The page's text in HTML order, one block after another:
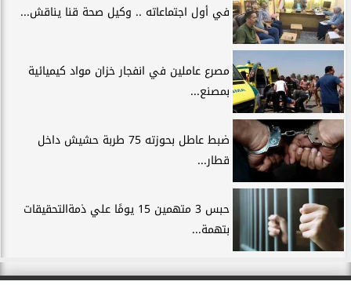
في أول اجتماعاته .. وكيل صحة قنا يناقش...
مصرع عاملين في انفجار خزان مواد كيميائية
بمصنع...
ضبط عاطل بحوزته 75 طربة حشيش داخل
قطار...
حبس 3 متهمين 15 يومًا علي ذمةالتحقيقات
بتهمة...